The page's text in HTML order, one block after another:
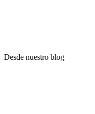
Desde nuestro blog